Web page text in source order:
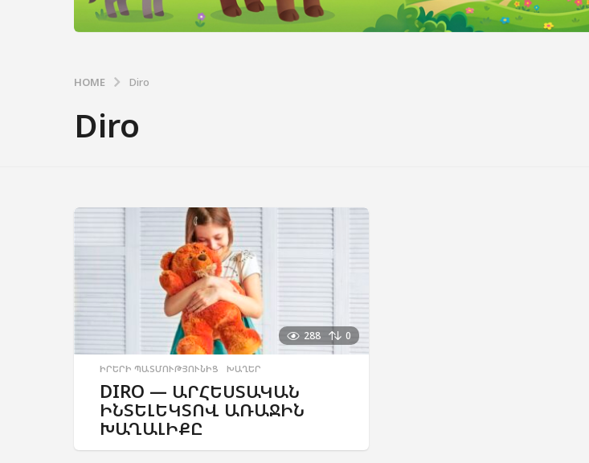
HOME Diro
Diro
288 0
ԻՐԵՐԻ ՊԱՏՄՈՒԹՅՈՒՆԻՑ ,ԽԱՂԵՐ
DIRO — ԱՐՀԵՍՏԱԿԱՆ
ԻՆՏԵԼԵԿՏՈՎ ԱՌԱՋԻՆ
ԽԱՂԱԼԻՔԸ